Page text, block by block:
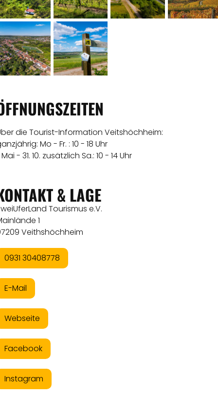
die Tourist-Information Veitshöchheim:
Mo - Fr. : 10 - 18 Uhr
Mai - 31. 10. zusätzlich Sa.: 10 - 14 Uhr
& LAGE
Tourismus e.V.
1
Veithshöchheim
0931 30408778
E-Mail
Webseite
Facebook
Instagram